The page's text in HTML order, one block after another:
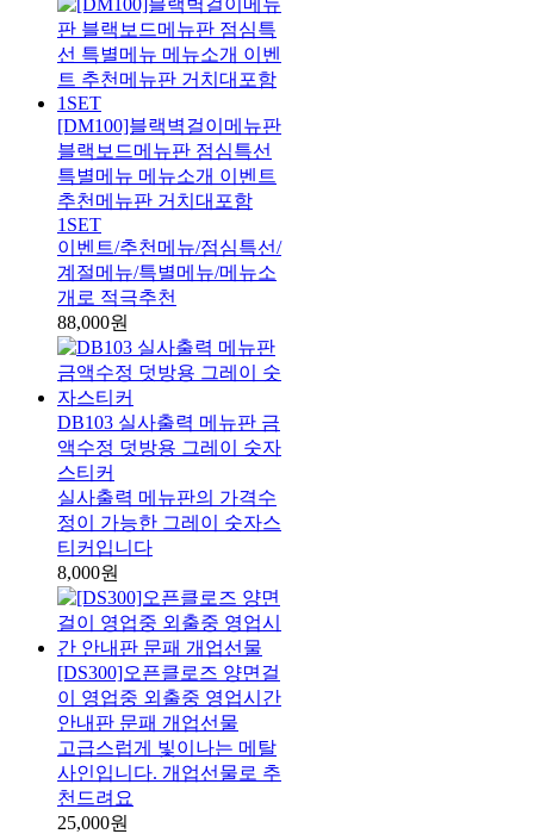
[DM100]블랙벽걸이메뉴판
블랙보드메뉴판 점심특선
특별메뉴 메뉴소개 이벤트
추천메뉴판 거치대포함
1SET
이벤트/추천메뉴/점심특선/
계절메뉴/특별메뉴/메뉴소
개로 적극추천
88,000원
DB103 실사출력 메뉴판 금
액수정 덧방용 그레이 숫자
스티커
실사출력 메뉴판의 가격수
정이 가능한 그레이 숫자스
티커입니다
8,000원
[DS300]오픈클로즈 양면걸
이 영업중 외출중 영업시간
안내판 문패 개업선물
고급스럽게 빛이나는 메탈
사인입니다. 개업선물로 추
천드려요
25,000원